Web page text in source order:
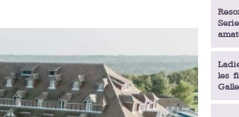
les